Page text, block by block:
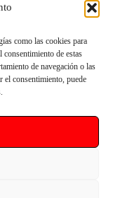
como las cookies para
de estas
de navegación o las
el consentimiento, puede
“S de sostenibilidad